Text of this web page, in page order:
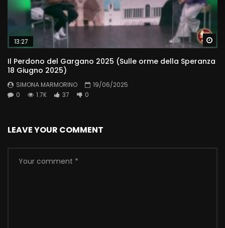
13:27
Il Perdono del Gargano 2025 (Sulle orme della Speranza
18 Giugno 2025)
SIMONA MARMORINO
19/06/2025
0
1.7K 37 0
LEAVE YOUR COMMENT